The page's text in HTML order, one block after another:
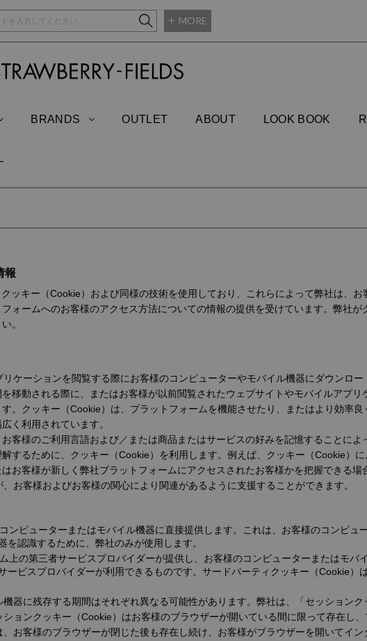
MORE
BRANDS OUTLET ABOUT LOOK BOOK
報
ッキー（Cookie）および同様の技術を使用しており、これらによって弊社は、お
ォームへのお客様のアクセス方法についての情報の提供を受けています。弊社が
。
ケーションを閲覧する際にお客様のコンピューターやモバイル機器にダウンロー
移動される際に、またはお客様が以前閲覧されたウェブサイトやモバイルアプリ
。クッキー（Cookie）は、プラットフォームを機能させたり、またはより効率良
く利用されています。
客様のご利用言語および／または商品またはサービスの好みを記憶することによ
するために、クッキー（Cookie）を利用します。例えば、クッキー（Cookie）
お客様が新しく弊社プラットフォームにアクセスされたお客様かを把握できる場
お客様およびお客様の関心により関連があるように支援することができます。
ンピューターまたはモバイル機器に直接提供します。これは、お客様のコンピュ
認識するために、弊社のみが使用します。
の第三者サービスプロバイダーが提供し、お客様のコンピューターまたはモバ
ービスプロバイダーが利用できるものです。サードパーティクッキー（Cookie）
器に残存する期間はそれぞれ異なる可能性があります。弊社は、「セッションク
ョンクッキー（Cookie）はお客様のブラウザーが開いている間に限って存在し
お客様のブラウザーが閉じた後も存在し続け、お客様がブラウザーを開いてイ